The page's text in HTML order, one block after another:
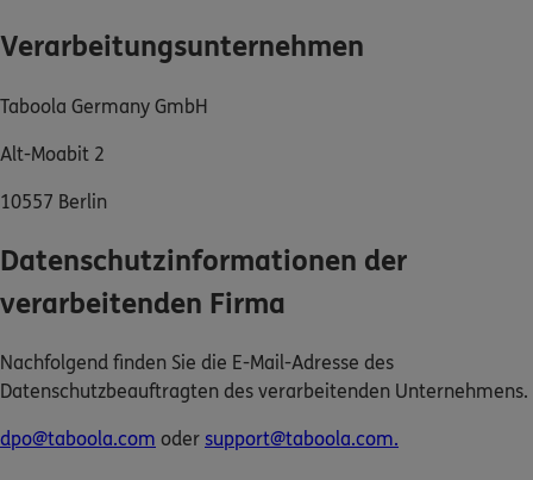
Schaden- oder Leistungsfall melden
Meine Versicherungen
Sehen Sie auf einen Blick Ihre Versicherungen bei
ERGO, dem ERGO Rechtsschutz und der DKV.
Verarbeitungsunternehmen
Taboola Germany GmbH
Alt-Moabit 2
10557 Berlin
Datenschutzinformationen der
verarbeitenden Firma
Nachfolgend finden Sie die E-Mail-Adresse des
Datenschutzbeauftragten des verarbeitenden Unternehmens.
dpo@taboola.com oder support@taboola.com.